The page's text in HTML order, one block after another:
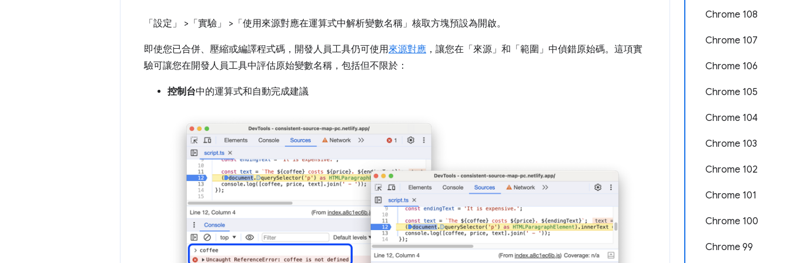
Chrome 108
Chrome 107
Chrome 106
Chrome 105
Chrome 104
Chrome 103
Chrome 102
Chrome 101
Chrome 100
Chrome 99
「設定」 >「實驗」 >「使用來源對應在運算式中解析變數名稱」 核取方塊預設為開啟。
即使您已合併、壓縮或編譯程式碼，開發人員工具仍可使用來源對應 ，讓您在「來源」 和「範圍」 中偵錯原始碼。這項實
驗可讓您在開發人員工具中評估原始變數名稱，包括但不限於：
控制台中的運算式和自動完成建議